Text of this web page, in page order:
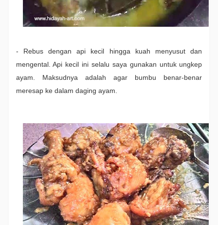
- Rebus dengan api kecil hingga kuah menyusut dan
mengental. Api kecil ini selalu saya gunakan untuk ungkep
ayam. Maksudnya adalah agar bumbu benar-benar
meresap ke dalam daging ayam.